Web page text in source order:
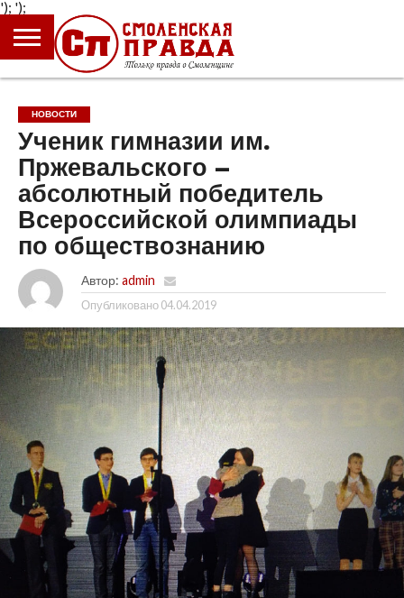
');
ГЛАВНАЯ
НОВОСТИ
ПРОИСШЕСТВИЯ
ПОЛИТИКА
КУЛЬТУРА
ЭКОНОМИКА
ОБЩЕСТВО
БЛОГИ
НОВОСТИ
Ученик гимназии им.
Пржевальского –
абсолютный победитель
Всероссийской олимпиады
по обществознанию
Автор: admin
Опубликовано 04.04.2019
');